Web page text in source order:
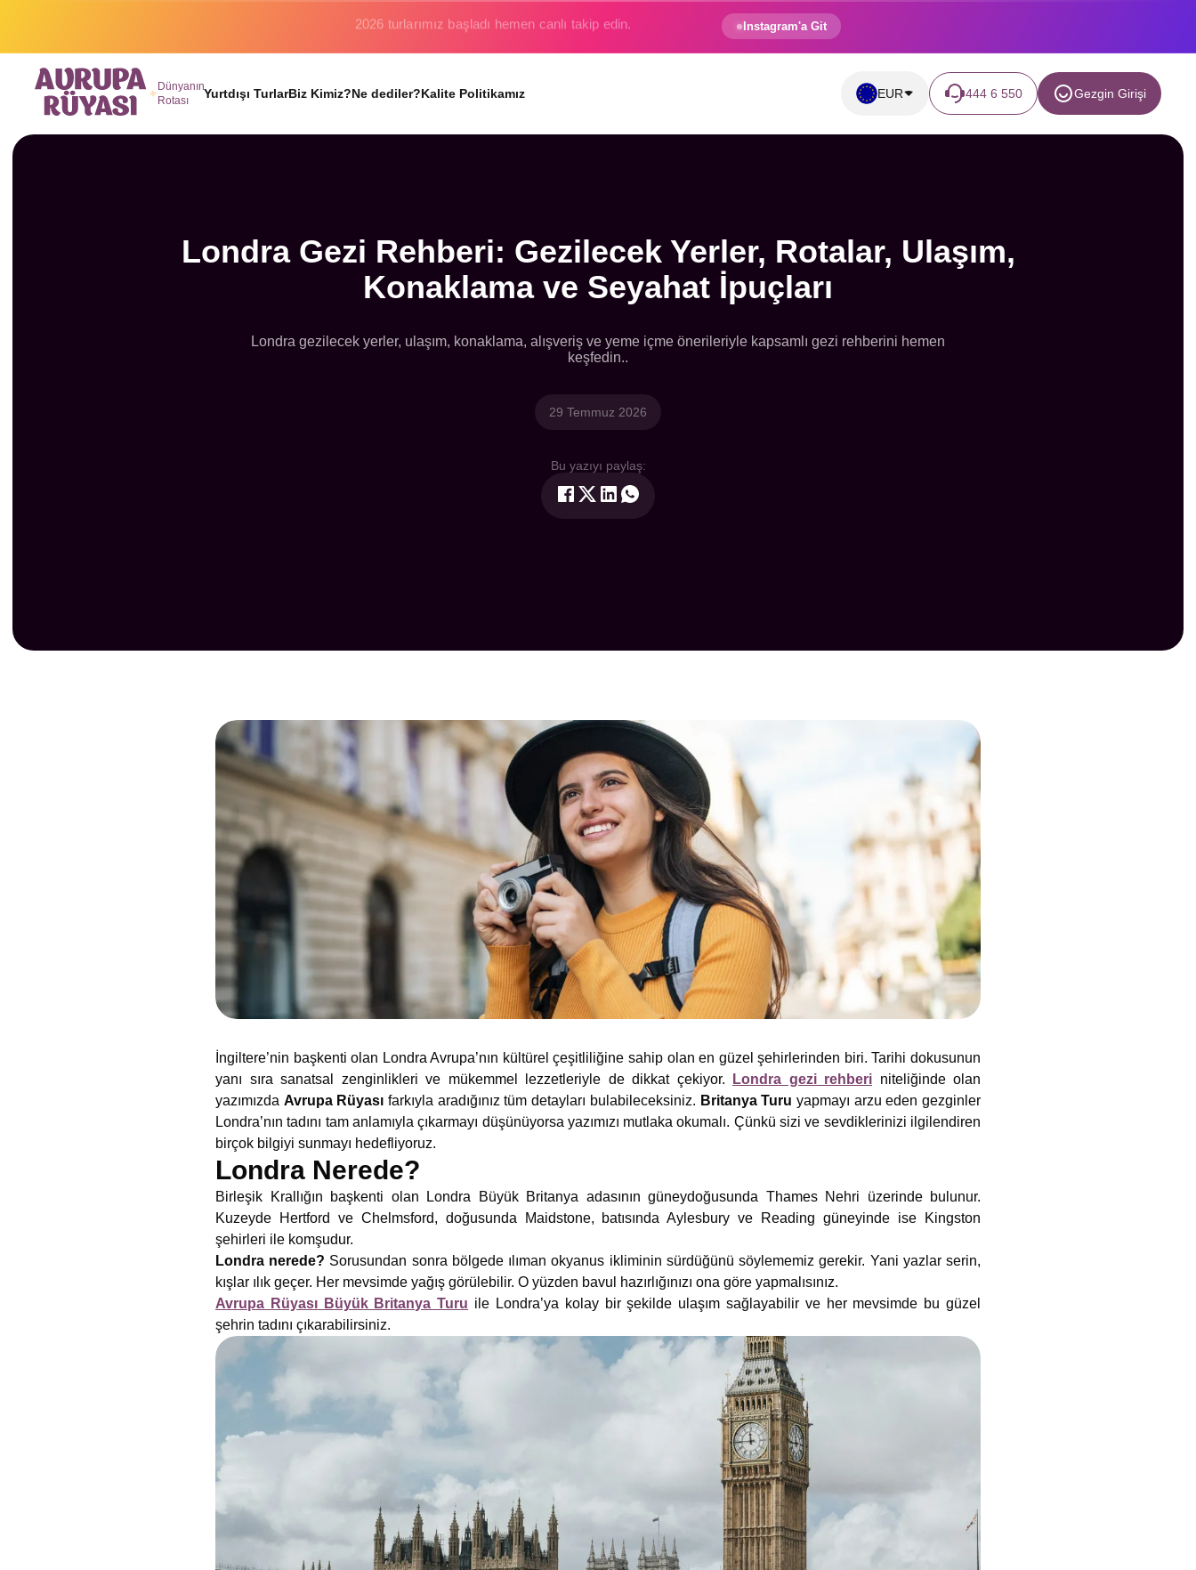
Binlerce gezginin hayali gerçek oluyor. Instagram'a Git
Dünyanın
Rotası
Yurtdışı TurlarBiz Kimiz?Ne dediler?Kalite Politikamız EUR 444 6 550 Gezgin Girişi
Londra Gezi Rehberi: Gezilecek Yerler, Rotalar, Ulaşım,
Konaklama ve Seyahat İpuçları
Londra gezilecek yerler, ulaşım, konaklama, alışveriş ve yeme içme önerileriyle kapsamlı gezi rehberini hemen
keşfedin..
29 Temmuz 2026
Bu yazıyı paylaş:
İngiltere’nin başkenti olan Londra Avrupa’nın kültürel çeşitliliğine sahip olan en güzel şehirlerinden biri. Tarihi dokusunun
yanı sıra sanatsal zenginlikleri ve mükemmel lezzetleriyle de dikkat çekiyor.
Londra gezi rehberi niteliğinde olan
yazımızda Avrupa Rüyası farkıyla aradığınız tüm detayları bulabileceksiniz. Britanya Turu yapmayı arzu eden gezginler
Londra’nın tadını tam anlamıyla çıkarmayı düşünüyorsa yazımızı mutlaka okumalı. Çünkü sizi ve sevdiklerinizi ilgilendiren
birçok bilgiyi sunmayı hedefliyoruz.
Londra Nerede?
Birleşik Krallığın başkenti olan Londra Büyük Britanya adasının güneydoğusunda Thames Nehri üzerinde bulunur.
Kuzeyde Hertford ve Chelmsford, doğusunda Maidstone, batısında Aylesbury ve Reading güneyinde ise Kingston
şehirleri ile komşudur.
Londra nerede? Sorusundan sonra bölgede ılıman okyanus ikliminin sürdüğünü söylememiz gerekir. Yani yazlar serin,
kışlar ılık geçer. Her mevsimde yağış görülebilir. O yüzden bavul hazırlığınızı ona göre yapmalısınız.
Avrupa Rüyası Büyük Britanya Turu ile Londra’ya kolay bir şekilde ulaşım sağlayabilir ve her mevsimde bu güzel
şehrin tadını çıkarabilirsiniz.